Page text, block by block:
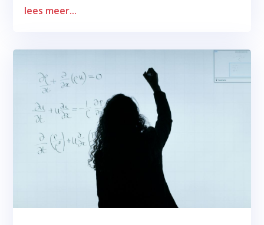
lees meer...